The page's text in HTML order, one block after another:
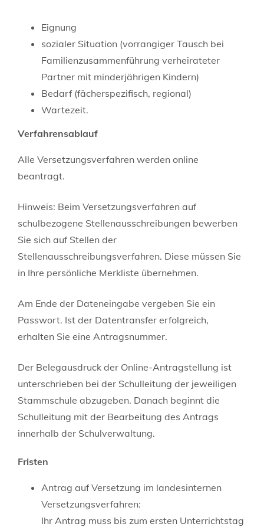
Eignung
sozialer Situation (vorrangiger Tausch bei
Familienzusammenführung verheirateter
Partner mit minderjährigen Kindern)
Bedarf (fächerspezifisch, regional)
Wartezeit.
Verfahrensablauf
Alle Versetzungsverfahren werden online
beantragt.
Hinweis: Beim Versetzungsverfahren auf
schulbezogene Stellenausschreibungen bewerben
Sie sich auf Stellen der
Stellenausschreibungsverfahren. Diese müssen Sie
in Ihre persönliche Merkliste übernehmen.
Am Ende der Dateneingabe vergeben Sie ein
Passwort. Ist der Datentransfer erfolgreich,
erhalten Sie eine Antragsnummer.
Der Belegausdruck der Online-Antragstellung ist
unterschrieben bei der Schulleitung der jeweiligen
Stammschule abzugeben. Danach beginnt die
Schulleitung mit der Bearbeitung des Antrags
innerhalb der Schulverwaltung.
Fristen
Antrag auf Versetzung im landesinternen
Versetzungsverfahren:
Ihr Antrag muss bis zum ersten Unterrichtstag